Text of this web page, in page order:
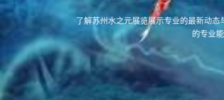
了解苏州水之元展览展示专业的最新动
的专业